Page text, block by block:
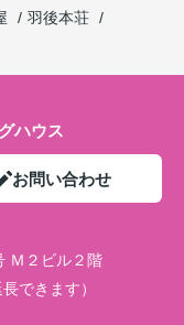
羽後本荘
ハウス
お問い合わせ
Ｍ２ビル２階
できます）